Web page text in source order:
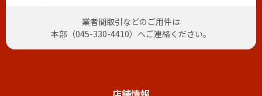
業者間取引などのご用件は
本部（045-330-4410）へご連絡ください。